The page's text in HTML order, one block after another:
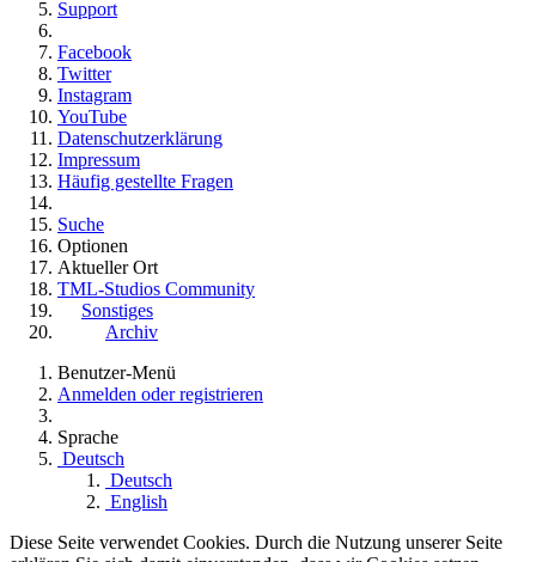
Support
Facebook
Twitter
Instagram
YouTube
Datenschutzerklärung
Impressum
Häufig gestellte Fragen
Suche
Optionen
Aktueller Ort
TML-Studios Community
Sonstiges
Archiv
Benutzer-Menü
Anmelden oder registrieren
Sprache
Deutsch
Deutsch
English
Diese Seite verwendet Cookies. Durch die Nutzung unserer Seite